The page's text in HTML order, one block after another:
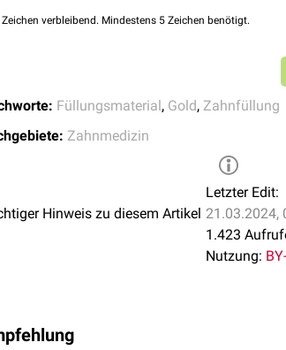
Zeichen verbleibend. Mindestens 5 Zeichen benötigt.
Füllungsmaterial, Gold, Zahnfüllung
Zahnmedizin
Hinweis zu diesem Artikel
Letzter Edit:
21.03.2024,
1.423
Nutzung: